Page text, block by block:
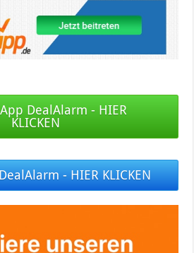
DealAlarm - HIER
KLICKEN
- HIER KLICKEN